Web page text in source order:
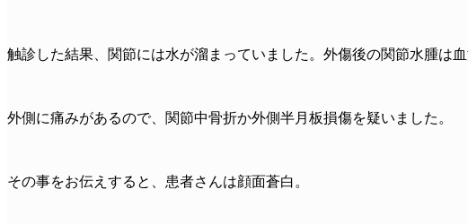
触診した結果、関節には水が溜まっていました。外傷後の関節水腫は
外側に痛みがあるので、関節中骨折か外側半月板損傷を疑いました。
その事をお伝えすると、患者さんは顔面蒼白。